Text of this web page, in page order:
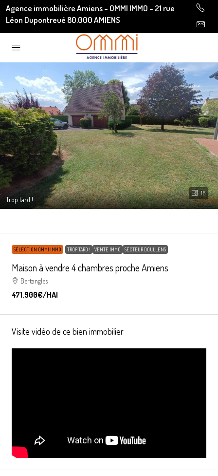
Agence immobilière Amiens - OMMI IMMO - 21 rue
Léon Dupontreué 80.000 AMIENS
16
Trop tard !
SÉLECTION OMMI IMMO TROP TARD ! VENTE IMMO SECTEUR DOULLENS
Maison à vendre 4 chambres proche Amiens
Bertangles
471.900€/HAI
Visite vidéo de ce bien immobilier